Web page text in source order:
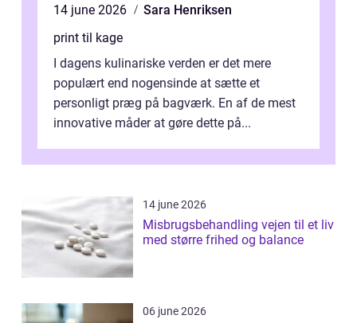
14 june 2026
Sara Henriksen
print til kage
I dagens kulinariske verden er det mere
populært end nogensinde at sætte et
personligt præg på bagværk. En af de mest
innovative måder at gøre dette på...
14 june 2026
Misbrugsbehandling vejen til et liv
med større frihed og balance
06 june 2026